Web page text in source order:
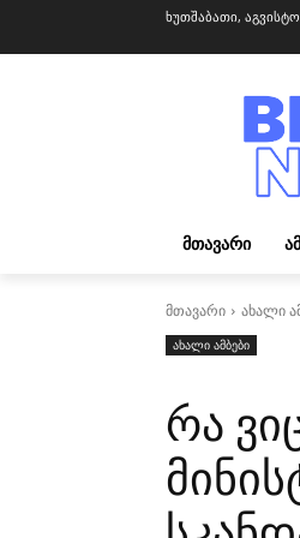
ხუთშაბათი,
ᲛᲗᲐᲕᲐᲠᲘ
მთავარი ახალი
ახალი ამბები
რა